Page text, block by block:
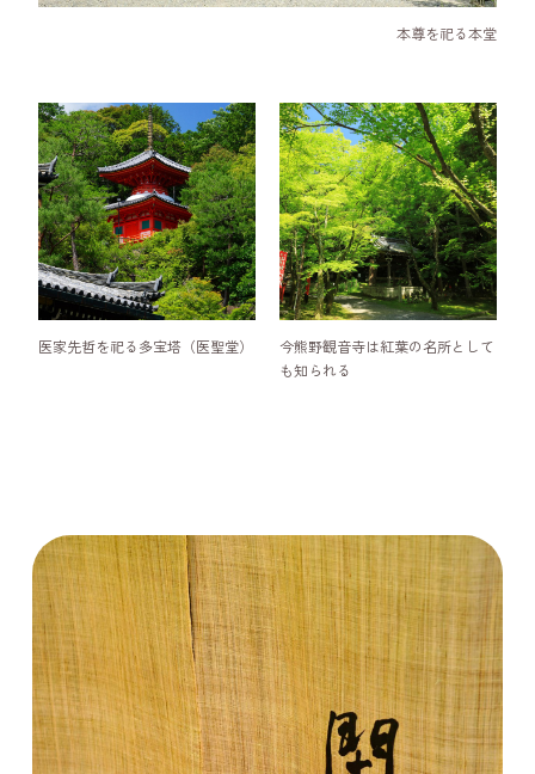
本尊を祀る本堂
医家先哲を祀る多宝塔（医聖堂）
今熊野観音寺は紅葉の名所として
も知られる